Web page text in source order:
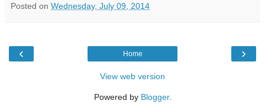
Posted on Wednesday, July 09, 2014
‹ ›
Home
View web version
Powered by Blogger.